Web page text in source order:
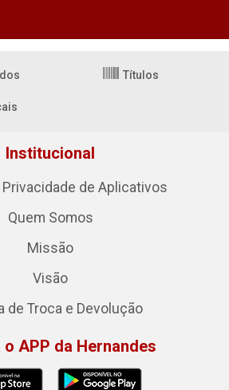
Títulos
Institucional
de Aplicativos
Quem Somos
Missão
Visão
de Troca e Devolução
o APP da Hernandes